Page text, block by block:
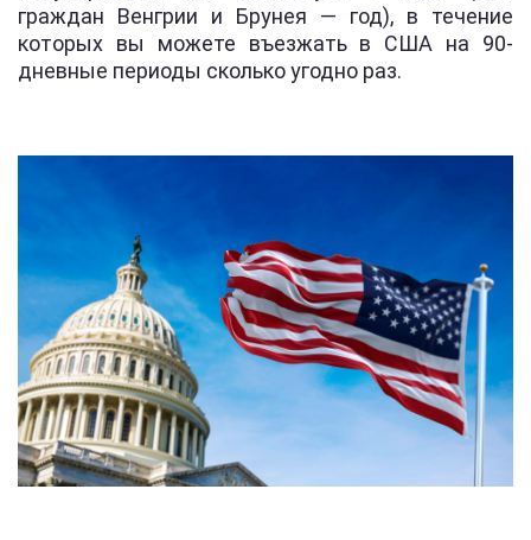
граждан Венгрии и Брунея — год), в течение
которых вы можете въезжать в США на 90-
дневные периоды сколько угодно раз.